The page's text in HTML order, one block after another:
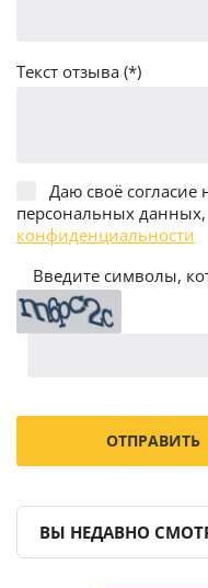
Текст отзыва (*)
Даю своё согласие
персональных данных,
конфиденциальности
Введите символы,
ВЫ НЕДАВНО